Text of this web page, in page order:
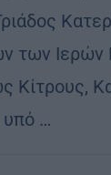
των Ιερών
Κίτρους,
…